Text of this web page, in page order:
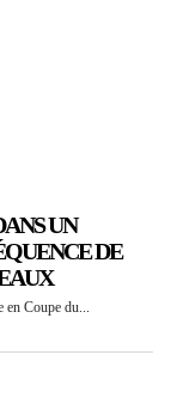
UN
DE
en Coupe du...